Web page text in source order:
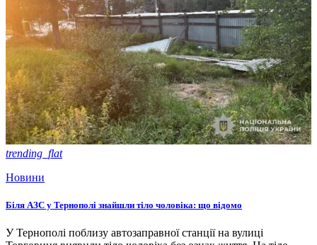
trending_flat
Новини
Біля АЗС у Тернополі знайшли тіло чоловіка: що відомо
У Тернополі поблизу автозаправної станції на вулиці